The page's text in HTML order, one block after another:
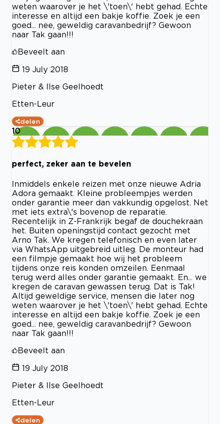
weten waarover je het \'toen\' hebt gehad. Echte
interesse en altijd een bakje koffie. Zoek je een
goed... nee, geweldig caravanbedrijf? Gewoon
naar Tak gaan!!!
Beveelt aan
19 July 2018
Pieter & Ilse Geelhoedt
Etten-Leur
delen
10
perfect, zeker aan te bevelen
Inmiddels enkele reizen met onze nieuwe Adria
Adora gemaakt. Kleine probleempjes werden
onder garantie meer dan vakkundig opgelost. Net
met iets extra\'s bovenop de reparatie.
Recentelijk in Z-Frankrijk begaf de douchekraan
het. Buiten openingstijd contact gezocht met
Arno Tak. We kregen telefonisch en even later
via WhatsApp uitgebreid uitleg. De monteur had
een filmpje gemaakt hoe wij het probleem
tijdens onze reis konden omzeilen. Eenmaal
terug werd alles onder garantie gemaakt. En... we
kregen de caravan gewassen terug. Dat is Tak!
Altijd geweldige service, mensen die later nog
weten waarover je het \'toen\' hebt gehad. Echte
interesse en altijd een bakje koffie. Zoek je een
goed... nee, geweldig caravanbedrijf? Gewoon
naar Tak gaan!!!
Beveelt aan
19 July 2018
Pieter & Ilse Geelhoedt
Etten-Leur
delen